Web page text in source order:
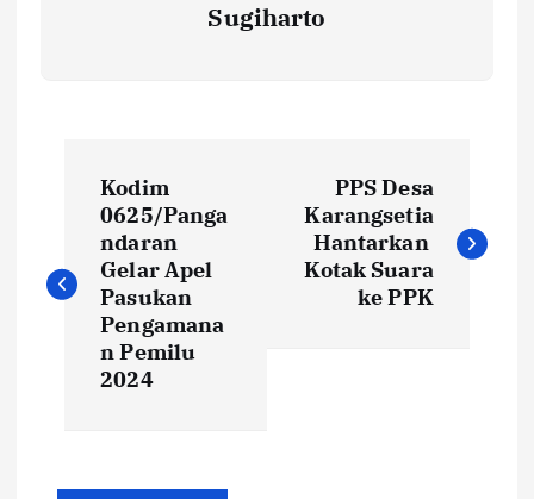
Sugiharto
v
Kodim
0625/Panga
ndaran
Gelar Apel
Pasukan
Pengamana
n Pemilu
2024
PPS Desa
Karangsetia
Hantarkan
Kotak Suara
ke PPK